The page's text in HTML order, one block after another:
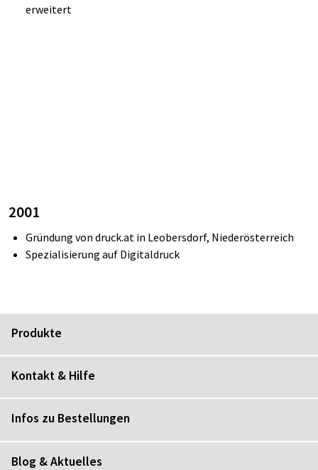
erweitert
2001
Gründung von druck.at in Leobersdorf, Niederösterreich
Spezialisierung auf Digitaldruck
Produkte
Kontakt & Hilfe
Infos zu Bestellungen
Blog & Aktuelles